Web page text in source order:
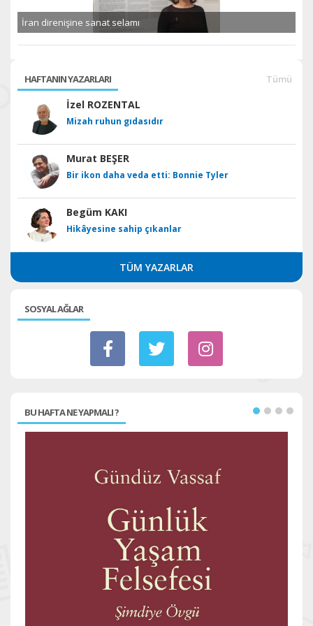
İran direnişine sanat selamı
HAFTANIN YAZARLARI Tümü
İzel ROZENTAL
Mizah ruhun gıdasıdır
Murat BEŞER
Bir ikon daha veda etti: Bonnie Tyler
Begüm KAKI
Hikâyesine sahip çıkanlar
TÜM YAZARLAR
SOSYAL AĞLAR
BU HAFTA NE YAPMALI ?